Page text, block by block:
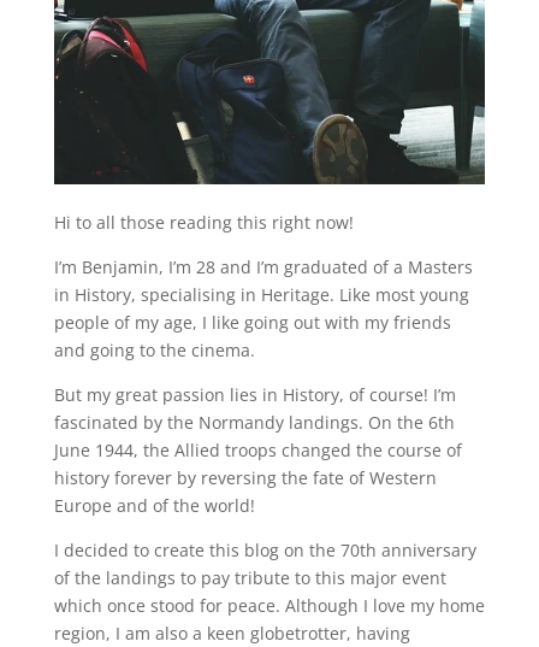
Hi to all those reading this right now!
I’m Benjamin, I’m 28 and I’m graduated of a Masters
in History, specialising in Heritage. Like most young
people of my age, I like going out with my friends
and going to the cinema.
But my great passion lies in History, of course! I’m
fascinated by the Normandy landings. On the 6th
June 1944, the Allied troops changed the course of
history forever by reversing the fate of Western
Europe and of the world!
I decided to create this blog on the 70th anniversary
of the landings to pay tribute to this major event
which once stood for peace. Although I love my home
region, I am also a keen globetrotter, having